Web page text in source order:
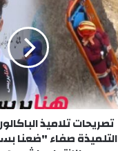
تصريحات تلاميذ
التلميذة صفاء "ضعنا